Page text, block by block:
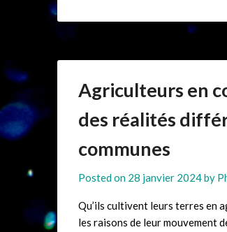
Agriculteurs en
des réalités
communes
Posted on 28 janvier 2024by
Qu’ils cultivent leurs terres en
les raisons de leur mouvement